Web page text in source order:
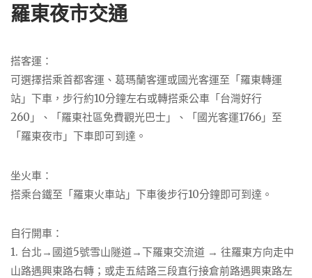
羅東夜市交通
搭客運：
可選擇搭乘首都客運、葛瑪蘭客運或國光客運至「羅東轉運
站」下車，步行約10分鐘左右或轉搭乘公車「台灣好行
260」、「羅東社區免費觀光巴士」、「國光客運1766」至
「羅東夜市」下車即可到達。
坐火車：
搭乘台鐵至「羅東火車站」下車後步行10分鐘即可到達。
自行開車：
1. 台北→國道5號雪山隧道→下羅東交流道 → 往羅東方向走中
山路遇興東路右轉；或走五結路三段直行接倉前路遇興東路左